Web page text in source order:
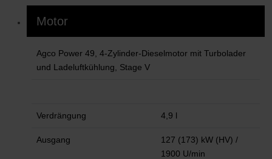
Motor
Agco Power 49, 4-Zylinder-Dieselmotor mit Turbolader
und Ladeluftkühlung, Stage V
Verdrängung 4,9 l
Ausgang
127 (173) kW (HV) /
1900 U/min